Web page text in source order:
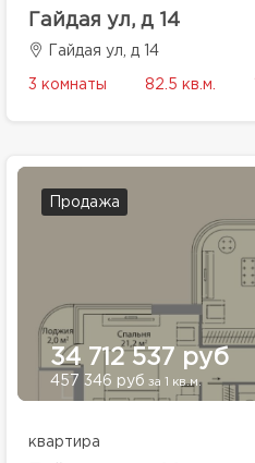
Гайдая ул, д 14
Гайдая ул, д 14
3 комнаты 82.5 кв.м.
Продажа
34 712 537 руб
457 346 руб за 1 кв.м.
квартира